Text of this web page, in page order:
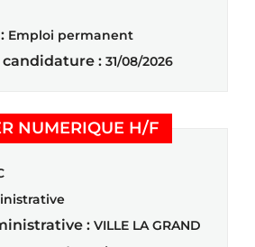
Emploi permanent
: 31/08/2026
NUMERIQUE H/F(Nouvelle
: VILLE LA GRAND